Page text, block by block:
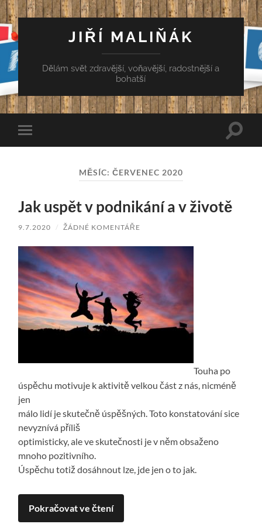
JIŘÍ MALIŇÁK
Dělám svět zdravější, voňavější, radostnější a
bohatší
Přepnout
mobilní
MĚSÍC: ČERVENEC 2020
Jak uspět v podnikání a v životě
9.7.2020 / ŽÁDNÉ KOMENTÁŘE
Touha po
úspěchu motivuje k aktivitě velkou část z nás, nicméně
jen
málo lidí je skutečně úspěšných. Toto konstatování sice
nevyznívá příliš
optimisticky, ale ve skutečnosti je v něm obsaženo
mnoho pozitivního.
Úspěchu totiž dosáhnout lze, jde jen o to jak.
Pokračovat ve čtení